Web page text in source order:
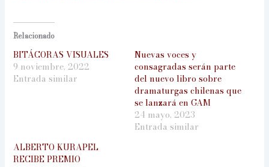
Relacionado
BITÁCORAS VISUALES
9 noviembre, 2022
Entrada similar
Nuevas voces y
consagradas serán parte
del nuevo libro sobre
dramaturgas chilenas que
se lanzará en GAM
24 mayo, 2023
Entrada similar
ALBERTO KURAPEL
RECIBE PREMIO